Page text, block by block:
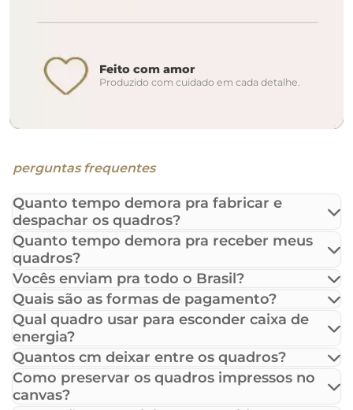
Feito com amor
Produzido com cuidado em cada detalhe.
perguntas frequentes
Quanto tempo demora pra fabricar e
despachar os quadros?
Quanto tempo demora pra receber meus
quadros?
Vocês enviam pra todo o Brasil?
Quais são as formas de pagamento?
Qual quadro usar para esconder caixa de
energia?
Quantos cm deixar entre os quadros?
Como preservar os quadros impressos no
canvas?